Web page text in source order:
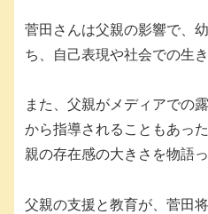
菅田さんは父親の影響で、
ち、自己表現や社会での生
また、父親がメディアでの
から指導されることもあっ
親の存在感の大きさを物語っ
父親の支援と教育が、菅田